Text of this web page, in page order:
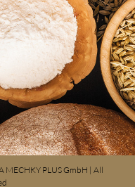
MECHKY PLUS GmbH | All